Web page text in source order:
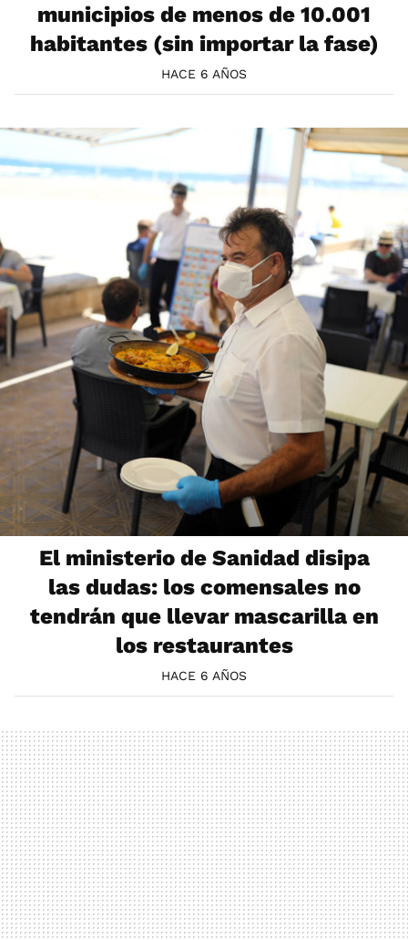
municipios de menos de 10.001
habitantes (sin importar la fase)
HACE 6 AÑOS
El ministerio de Sanidad disipa
las dudas: los comensales no
tendrán que llevar mascarilla en
los restaurantes
HACE 6 AÑOS